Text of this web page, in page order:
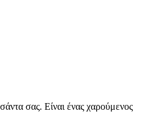
σας. Είναι ένας χαρούμενος